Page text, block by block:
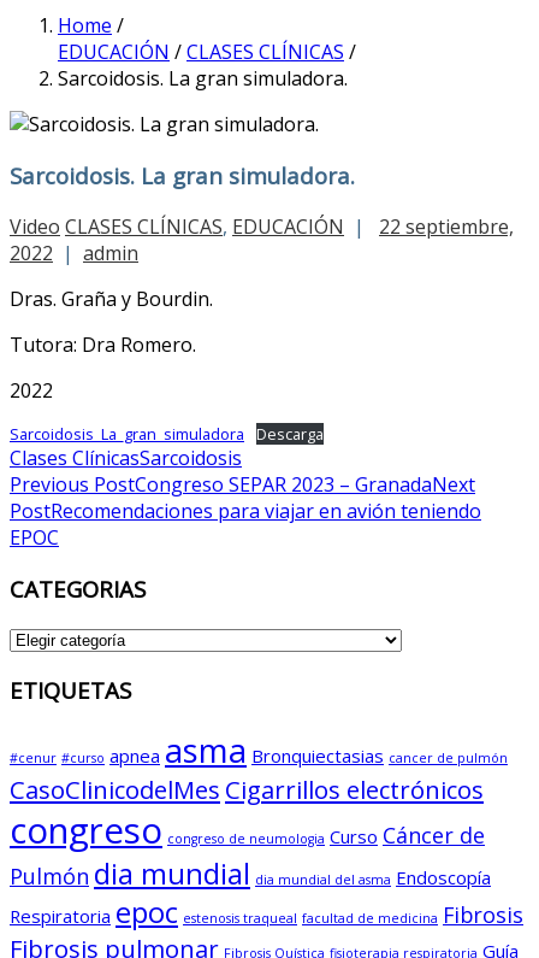
Home /
EDUCACIÓN /CLASES CLÍNICAS /
Sarcoidosis. La gran simuladora.
Sarcoidosis. La gran simuladora.
Video CLASES CLÍNICAS, EDUCACIÓN | 22 septiembre,
2022 | admin
Dras. Graña y Bourdin.
Tutora: Dra Romero.
2022
Sarcoidosis_La_gran_simuladora Descarga
Clases ClínicasSarcoidosis
Post
navigation
Previous PostCongreso SEPAR 2023 – GranadaNext
PostRecomendaciones para viajar en avión teniendo
EPOC
CATEGORIAS
CATEGORIAS
ETIQUETAS
#cenur #curso apnea asma Bronquiectasias cancer de pulmón
CasoClinicodelMes Cigarrillos electrónicos
congreso congreso de neumologia Curso Cáncer de
Pulmón dia mundial dia mundial del asma Endoscopía
Respiratoria epoc estenosis traqueal facultad de medicina Fibrosis
Fibrosis pulmonar Fibrosis Quística fisioterapia respiratoria Guía